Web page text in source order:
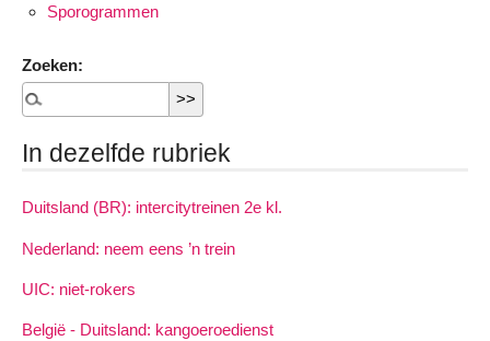
Sporogrammen
Zoeken:
In dezelfde rubriek
Duitsland (BR): intercitytreinen 2e kl.
Nederland: neem eens ’n trein
UIC: niet-rokers
België - Duitsland: kangoeroedienst